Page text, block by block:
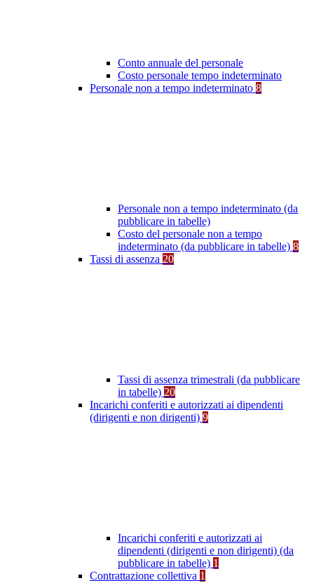
Conto annuale del personale
Costo personale tempo indeterminato
Personale non a tempo indeterminato 8
Personale non a tempo indeterminato (da
pubblicare in tabelle)
Costo del personale non a tempo
indeterminato (da pubblicare in tabelle) 8
Tassi di assenza 20
Tassi di assenza trimestrali (da pubblicare
in tabelle) 20
Incarichi conferiti e autorizzati ai dipendenti
(dirigenti e non dirigenti) 9
Incarichi conferiti e autorizzati ai
dipendenti (dirigenti e non dirigenti) (da
pubblicare in tabelle) 1
Contrattazione collettiva 1